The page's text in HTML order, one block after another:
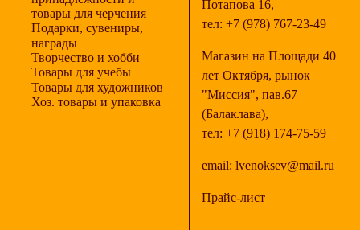
товары для черчения
Подарки, сувениры,
награды
Творчество и хобби
Товары для учебы
Товары для художников
Хоз. товары и упаковка
Потапова 16,
тел: +7 (978) 767-23-49
Магазин на Площади 40
лет Октября, рынок
"Миссия", пав.67
(Балаклава),
тел: +7 (918) 174-75-59
email: lvenoksev@mail.ru
Прайс-лист